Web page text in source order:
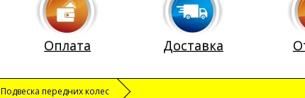
Оплата Доставка
Подвеска передних колес